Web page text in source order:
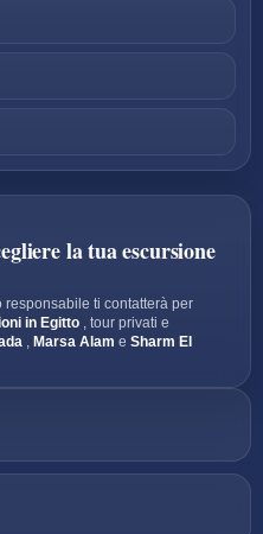
la tua escursione
responsabile ti contatterà per
in Egitto
, tour privati e
Marsa Alam e Sharm El